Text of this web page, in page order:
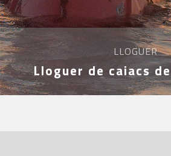
LLOGUER
Lloguer de caiacs